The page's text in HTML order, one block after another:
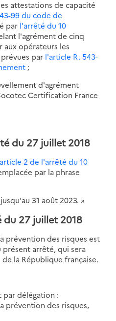
attestations de capacité
99 du code de
par l'arrêté du 10
l'agrément de cinq
aux opérateurs les
par l'article R. 543-
;
d'agrément
Certification France
du 27 juillet 2018
2 de l'arrêté du 10
par la phrase
31 août 2023. »
27 juillet 2018
prévention des risques est
arrêté, qui sera
la République française.
par délégation :
prévention des risques,